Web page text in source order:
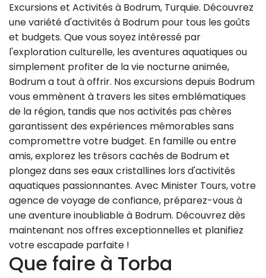
Excursions et Activités à Bodrum, Turquie. Découvrez
une variété d'activités à Bodrum pour tous les goûts
et budgets. Que vous soyez intéressé par
l'exploration culturelle, les aventures aquatiques ou
simplement profiter de la vie nocturne animée,
Bodrum a tout à offrir. Nos excursions depuis Bodrum
vous emmènent à travers les sites emblématiques
de la région, tandis que nos activités pas chères
garantissent des expériences mémorables sans
compromettre votre budget. En famille ou entre
amis, explorez les trésors cachés de Bodrum et
plongez dans ses eaux cristallines lors d'activités
aquatiques passionnantes. Avec Minister Tours, votre
agence de voyage de confiance, préparez-vous à
une aventure inoubliable à Bodrum. Découvrez dès
maintenant nos offres exceptionnelles et planifiez
votre escapade parfaite !
Que faire à Torba